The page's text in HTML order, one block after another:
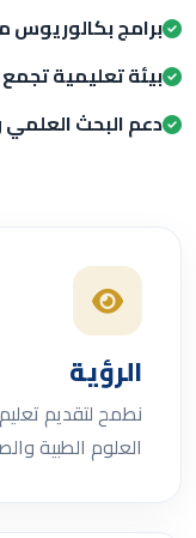
برامج بكالوريوس
بيئة تعليمية تجمع
دعم البحث العلمي
الرؤية
نطمح لتقديم
العلوم الطبية